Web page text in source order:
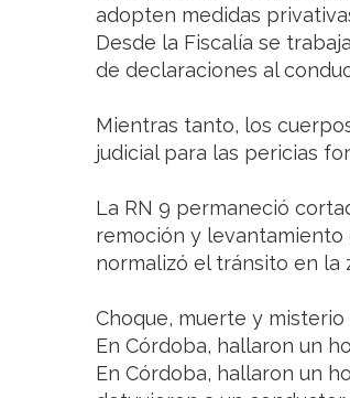
adopten medidas
Desde la Fiscalía se
de declaraciones al
Mientras tanto, los
judicial para las pericias
La RN 9 permaneció
remoción y levantamiento
normalizó el tránsito en la
Choque, muerte y
En Córdoba, hallaron un
En Córdoba, hallaron un